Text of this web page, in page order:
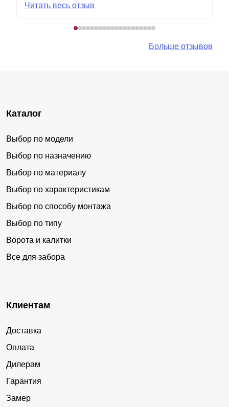
Читать весь отзыв
Больше отзывов
Каталог
Выбор по модели
Выбор по назначению
Выбор по материалу
Выбор по характеристикам
Выбор по способу монтажа
Выбор по типу
Ворота и калитки
Все для забора
Клиентам
Доставка
Оплата
Дилерам
Гарантия
Замер